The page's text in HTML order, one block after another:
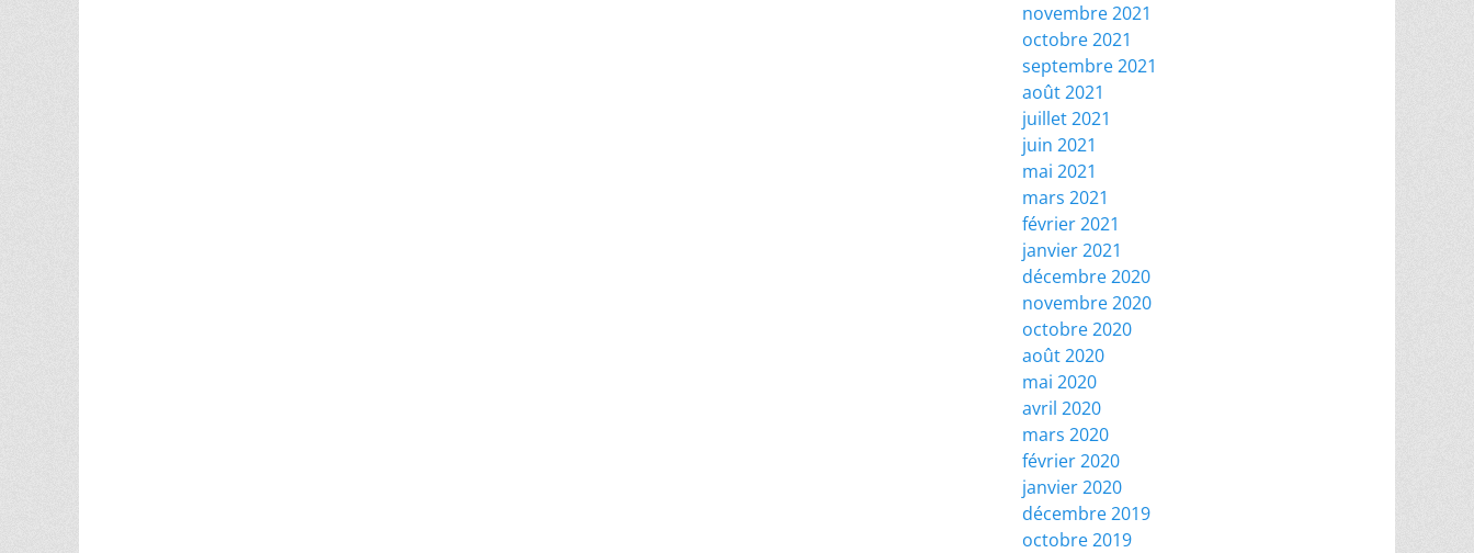
novembre 2021
octobre 2021
septembre 2021
août 2021
juillet 2021
juin 2021
mai 2021
mars 2021
février 2021
janvier 2021
décembre 2020
novembre 2020
octobre 2020
août 2020
mai 2020
avril 2020
mars 2020
février 2020
janvier 2020
décembre 2019
octobre 2019